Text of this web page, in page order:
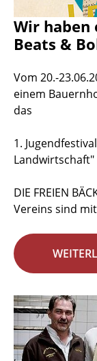
Wir haben
Beats &
Vom 20.-
einem
das
1.
DIE FREIEN
Vereins sind